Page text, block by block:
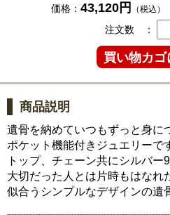
価格： 43,120円 （税込）
注文数 ：
商品説明
遺骨を納めていつもずっと身に
ポケット機能付きジュエリーで
トップ、チェーン共にシルバー
大切だった人とは片時もはなれ
似合うシンプルなデザインの遺